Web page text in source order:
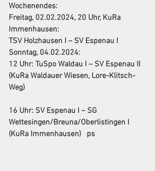
Wochenendes:
Freitag, 02.02.2024, 20 Uhr, KuRa
Immenhausen:
TSV Holzhausen I – SV Espenau I
Sonntag, 04.02.2024:
12 Uhr: TuSpo Waldau I – SV Espenau II
(KuRa Waldauer Wiesen, Lore-Klitsch-
Weg)
16 Uhr: SV Espenau I – SG
Wettesingen/Breuna/Oberlistingen I
(KuRa Immenhausen)   ps